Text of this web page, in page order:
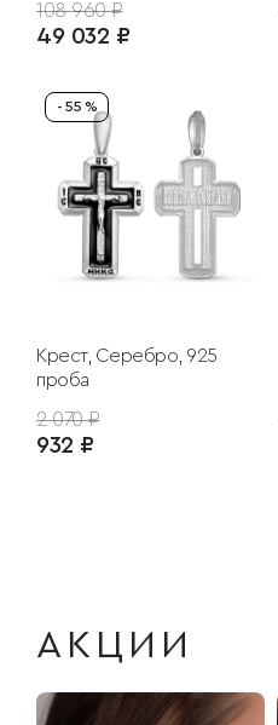
108 960 ₽
49 032 ₽
- 55 %
Крест, Серебро, 925
проба
2 070 ₽
932 ₽
АКЦИИ